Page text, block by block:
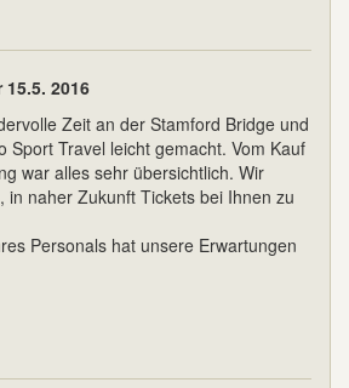
2016
Zeit an der Stamford Bridge und
Sport Travel leicht gemacht. Vom Kauf
war alles sehr übersichtlich. Wir
in naher Zukunft Tickets bei Ihnen zu
Personals hat unsere Erwartungen